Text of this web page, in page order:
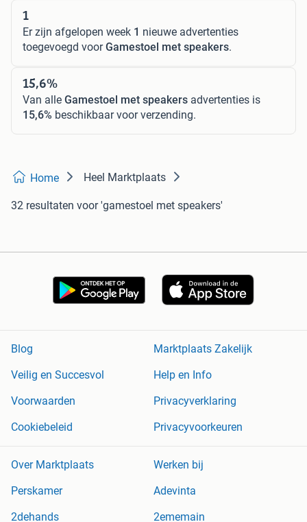
1
Er zijn afgelopen week 1 nieuwe advertenties
toegevoegd voorGamestoel met speakers.
15,6%
Van alle Gamestoel met speakers advertenties is
15,6% beschikbaar voor verzending.
Home Heel Marktplaats
32 resultaten voor 'gamestoel met speakers'
Blog
Marktplaats Zakelijk
Veilig en Succesvol
Help en Info
Voorwaarden
Privacyverklaring
Cookiebeleid
Privacyvoorkeuren
Over Marktplaats
Werken bij
Perskamer
Adevinta
2dehands
2ememain